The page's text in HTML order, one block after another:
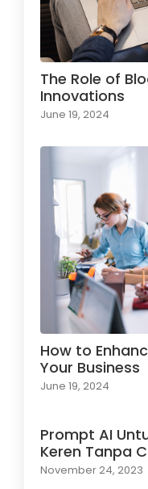
The Role of
Innovations
June 19, 2024
How to
Your Business
June 19, 2024
Prompt AI
Keren Tanpa
November 24, 2023